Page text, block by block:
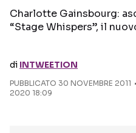
Charlotte Gainsbourg:
“Stage Whispers”, il
di INTWEETION
PUBBLICATO 30 NOVEMBRE 2011
2020 18:09